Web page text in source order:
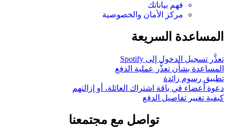
فهم بياناتك
مركز الأمان والخصوصية
المساعدة السريعة
تعذَّر تسجيل الدخول إلى Spotify
المساعدة بشأن تعذُّر عملية الدفع
تطبيق رسوم زائدة
دعوة أعضاء في باقة اشتراك العائلة، أو إزالتهم
كيفية تغيير تفاصيل الدفع
تواصل مع مجتمعنا